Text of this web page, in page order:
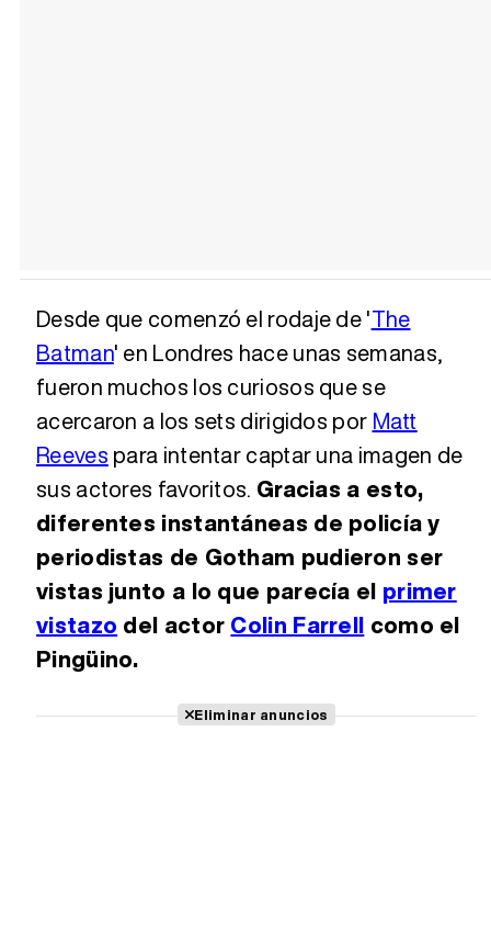
Desde que comenzó el rodaje de 'The
Batman' en Londres hace unas semanas,
fueron muchos los curiosos que se
acercaron a los sets dirigidos por Matt
Reeves para intentar captar una imagen de
sus actores favoritos. Gracias a esto,
diferentes instantáneas de policía y
periodistas de Gotham pudieron ser
vistas junto a lo que parecía el primer
vistazo del actor Colin Farrell como el
Pingüino.
Eliminar anuncios